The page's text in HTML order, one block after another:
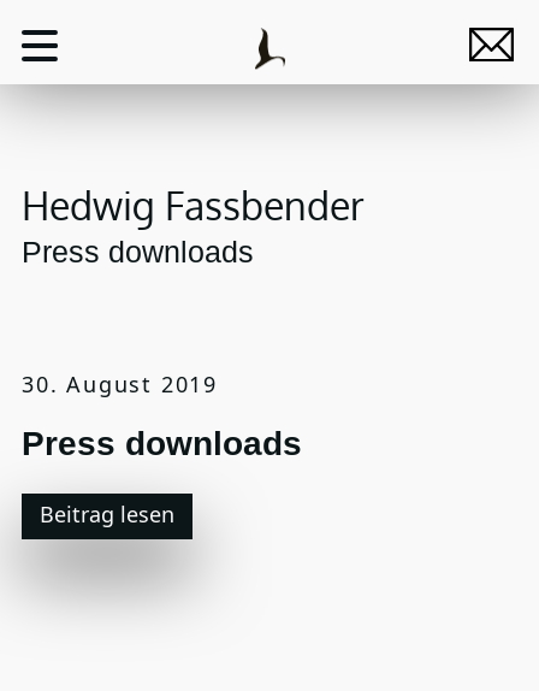
Hedwig Fassbender
Press downloads
30. August 2019
Press downloads
Beitrag lesen